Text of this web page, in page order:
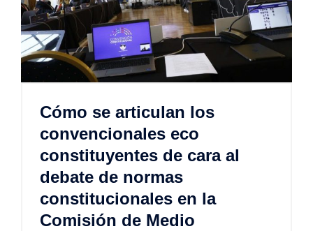
Cómo se articulan los
convencionales eco
constituyentes de cara al
debate de normas
constitucionales en la
Comisión de Medio